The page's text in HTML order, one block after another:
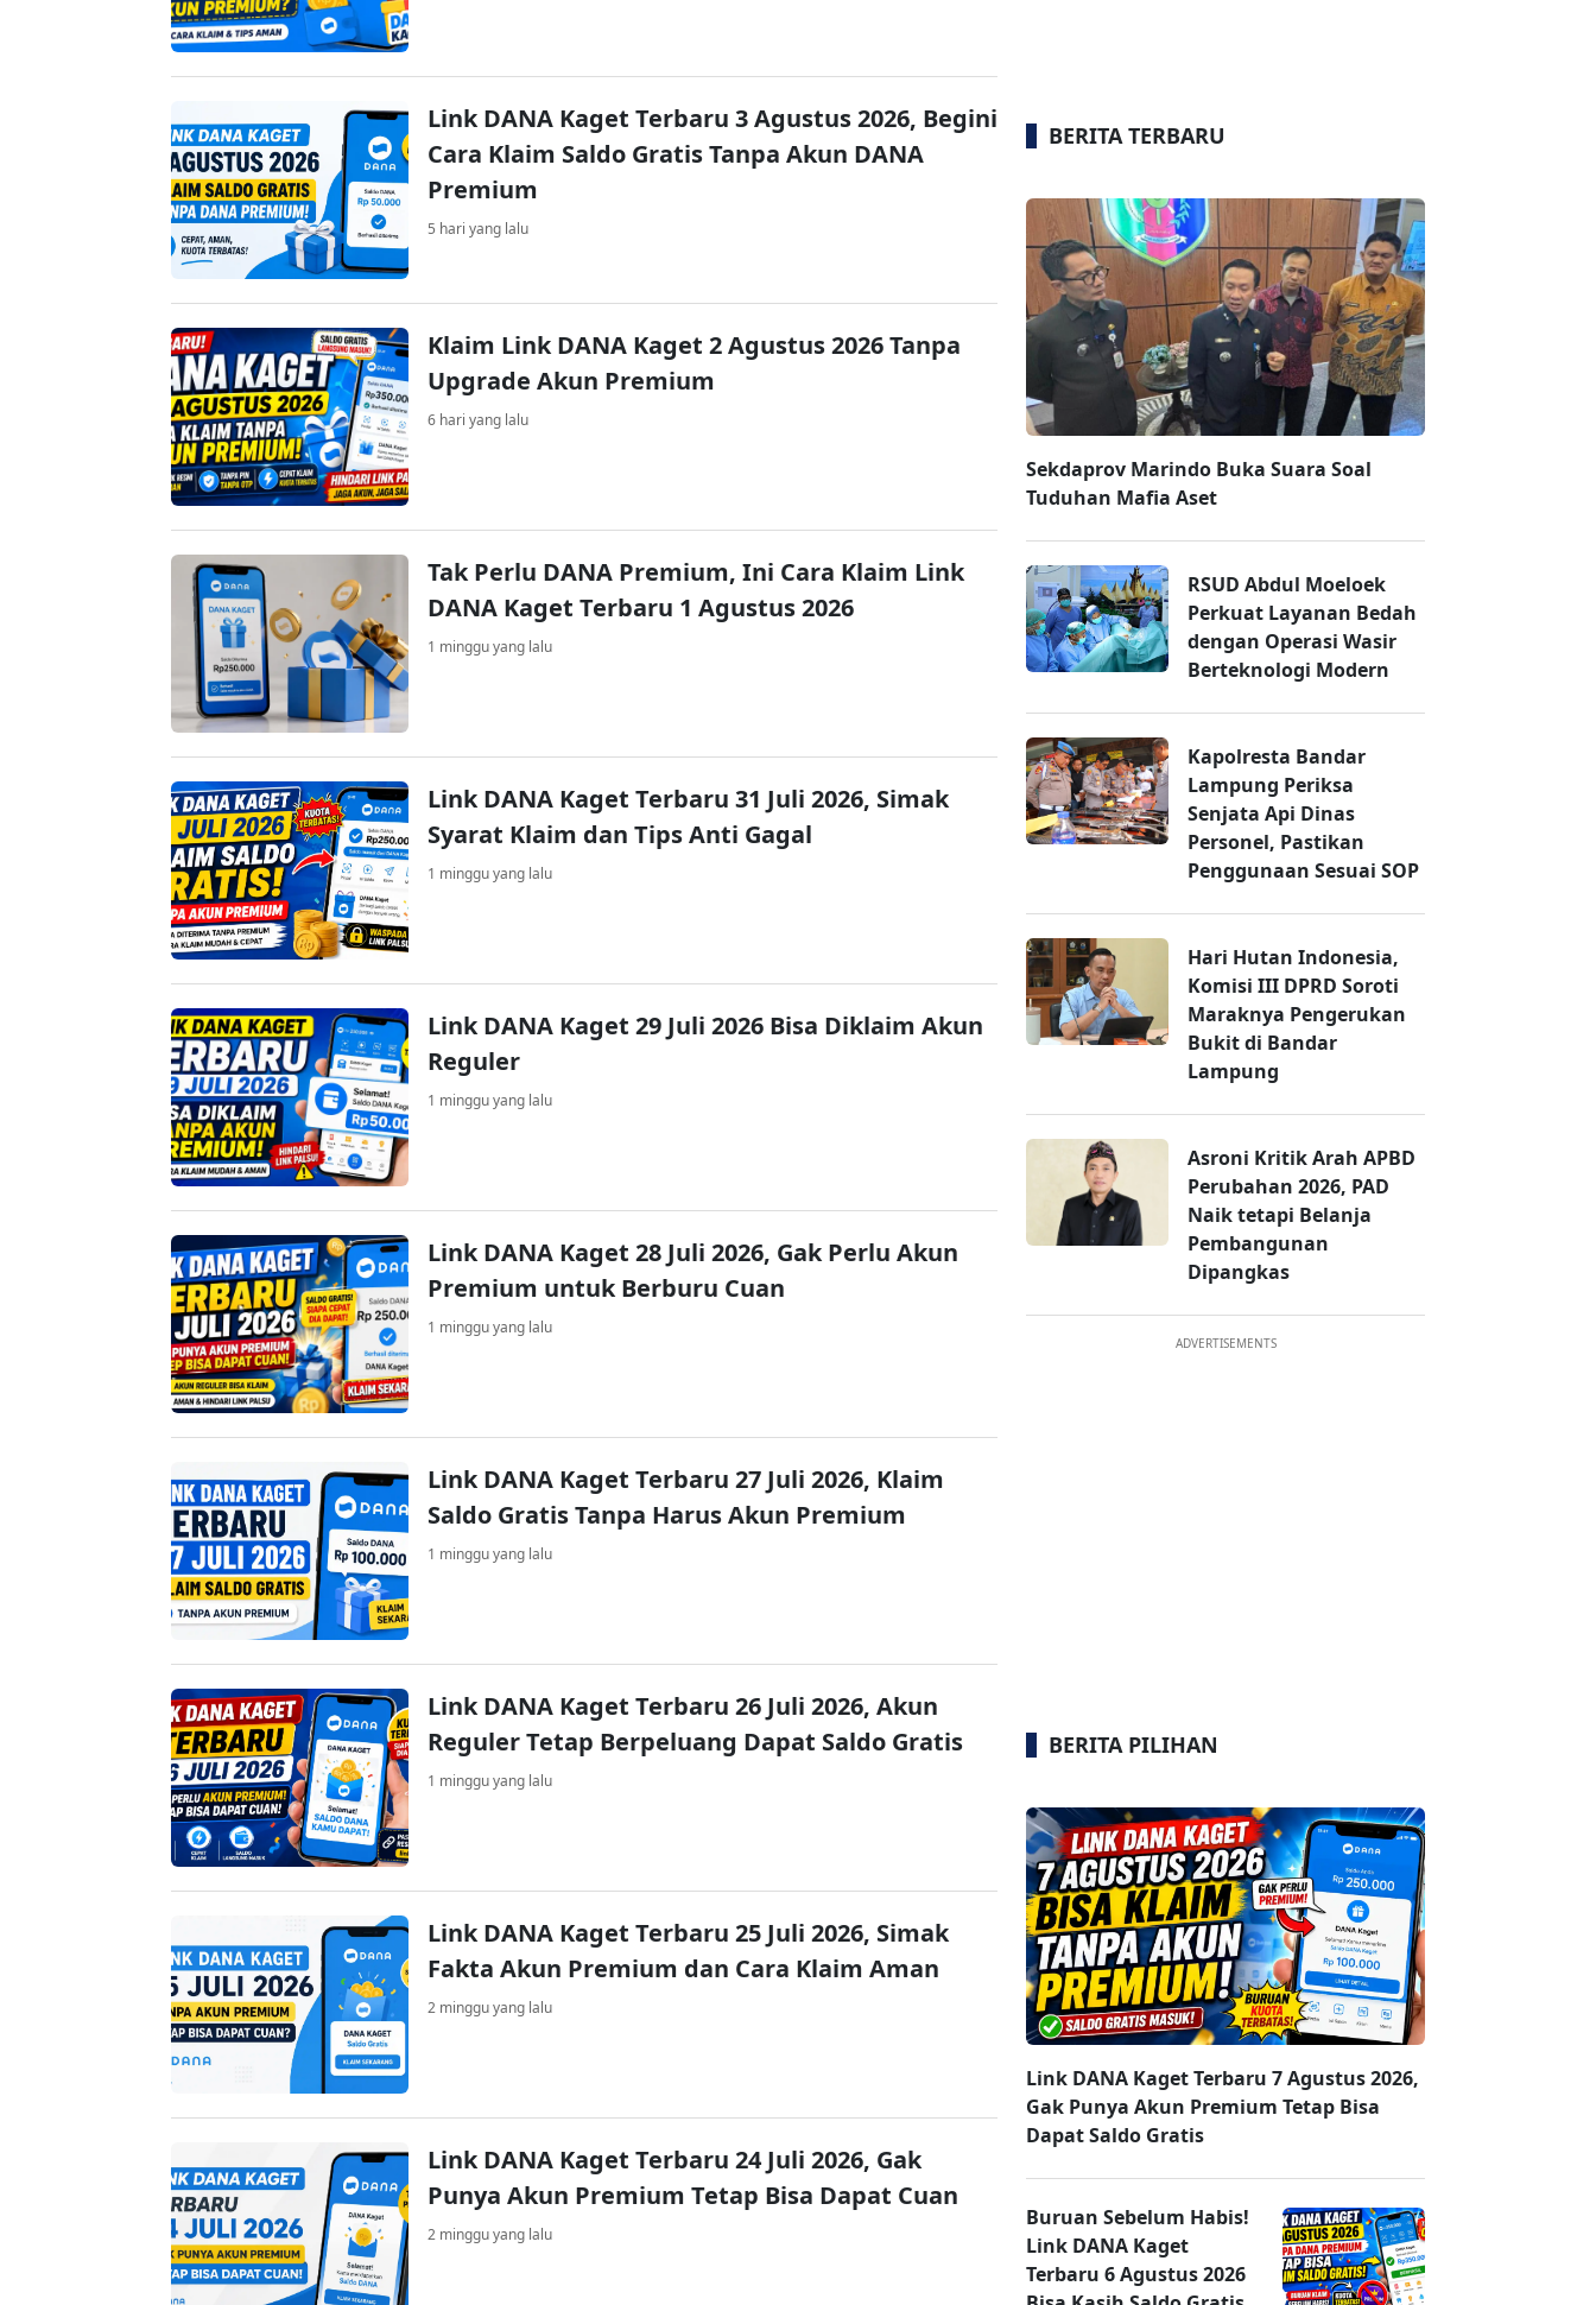
Link DANA Kaget Terbaru 3 Agustus 2026, Begini
Cara Klaim Saldo Gratis Tanpa Akun DANA
Premium
5 hari yang lalu
Klaim Link DANA Kaget 2 Agustus 2026 Tanpa
Upgrade Akun Premium
6 hari yang lalu
Tak Perlu DANA Premium, Ini Cara Klaim Link
DANA Kaget Terbaru 1 Agustus 2026
1 minggu yang lalu
Link DANA Kaget Terbaru 31 Juli 2026, Simak
Syarat Klaim dan Tips Anti Gagal
1 minggu yang lalu
Link DANA Kaget 29 Juli 2026 Bisa Diklaim Akun
Reguler
1 minggu yang lalu
Link DANA Kaget 28 Juli 2026, Gak Perlu Akun
Premium untuk Berburu Cuan
1 minggu yang lalu
Link DANA Kaget Terbaru 27 Juli 2026, Klaim
Saldo Gratis Tanpa Harus Akun Premium
1 minggu yang lalu
Link DANA Kaget Terbaru 26 Juli 2026, Akun
Reguler Tetap Berpeluang Dapat Saldo Gratis
1 minggu yang lalu
Link DANA Kaget Terbaru 25 Juli 2026, Simak
Fakta Akun Premium dan Cara Klaim Aman
2 minggu yang lalu
Link DANA Kaget Terbaru 24 Juli 2026, Gak
Punya Akun Premium Tetap Bisa Dapat Cuan
2 minggu yang lalu
BERITA TERBARU
Sekdaprov Marindo Buka Suara Soal
Tuduhan Mafia Aset
RSUD Abdul Moeloek
Perkuat Layanan Bedah
dengan Operasi Wasir
Berteknologi Modern
Kapolresta Bandar
Lampung Periksa
Senjata Api Dinas
Personel, Pastikan
Penggunaan Sesuai SOP
Hari Hutan Indonesia,
Komisi III DPRD Soroti
Maraknya Pengerukan
Bukit di Bandar
Lampung
Asroni Kritik Arah APBD
Perubahan 2026, PAD
Naik tetapi Belanja
Pembangunan
Dipangkas
ADVERTISEMENTS
BERITA PILIHAN
Link DANA Kaget Terbaru 7 Agustus 2026,
Gak Punya Akun Premium Tetap Bisa
Dapat Saldo Gratis
Buruan Sebelum Habis!
Link DANA Kaget
Terbaru 6 Agustus 2026